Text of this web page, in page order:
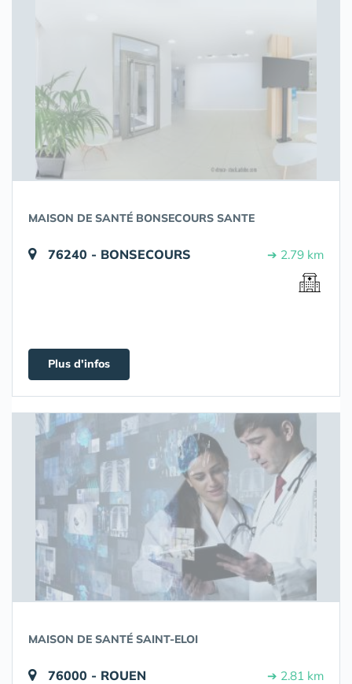
MAISON DE SANTÉ BONSECOURS SANTE
76240 - BONSECOURS ➔ 2.79 km
Plus d'infos
MAISON DE SANTÉ SAINT-ELOI
76000 - ROUEN ➔ 2.81 km